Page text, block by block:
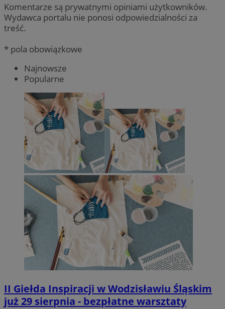
Komentarze są prywatnymi opiniami użytkowników.
Wydawca portalu nie ponosi odpowiedzialności za
treść.
* pola obowiązkowe
Najnowsze
Popularne
II Giełda Inspiracji w Wodzisławiu Śląskim
już 29 sierpnia - bezpłatne warsztaty